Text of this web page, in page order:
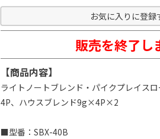
お気に入りに登録
販売を終了し
【商品内容】
ライトノートブレンド・パイクプレイス
4P、ハウスブレンド9g×4P×2
■型番：SBX-40B